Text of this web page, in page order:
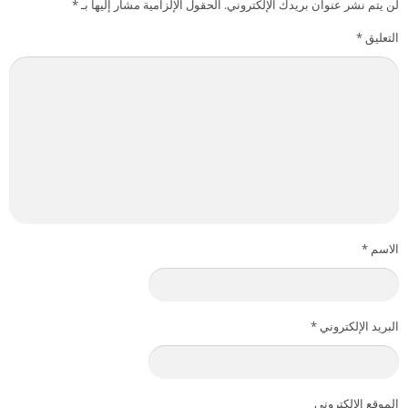
لن يتم نشر عنوان بريدك الإلكتروني. الحقول الإلزامية مشار إليها بـ*
التعليق *
الاسم *
البريد الإلكتروني *
الموقع الإلكتروني